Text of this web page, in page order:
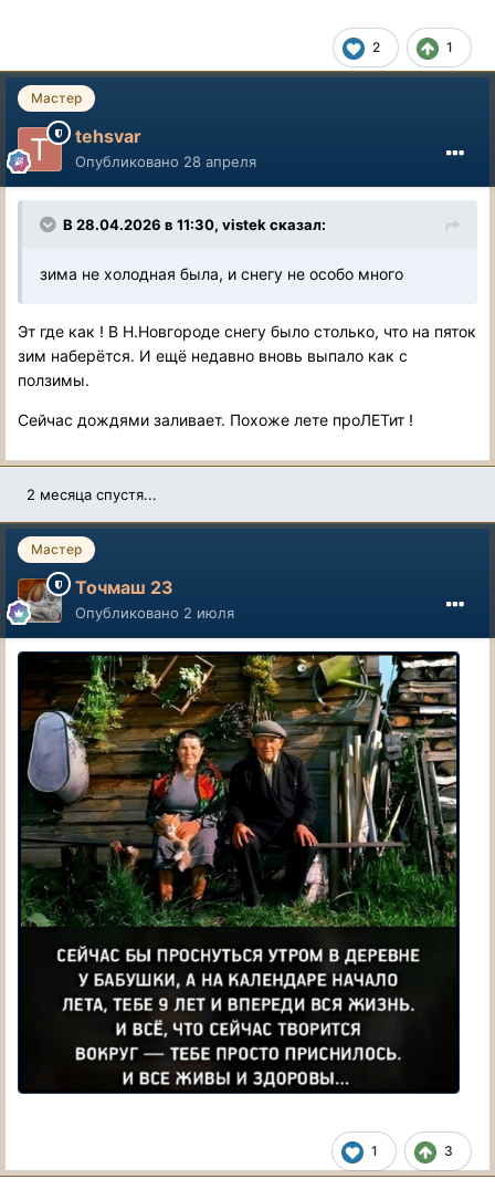
2 1
Мастер
tehsvar
Опубликовано 28 апреля
В 28.04.2026 в 11:30, vistekсказал:
зима не холодная была, и снегу не особо много
Эт где как ! В Н.Новгороде снегу было столько, что на пяток
зим наберётся. И ещё недавно вновь выпало как с
ползимы.
Сейчас дождями заливает. Похоже лете проЛЕТит !
2 месяца спустя...
Мастер
Точмаш 23
Опубликовано 2 июля
1 3